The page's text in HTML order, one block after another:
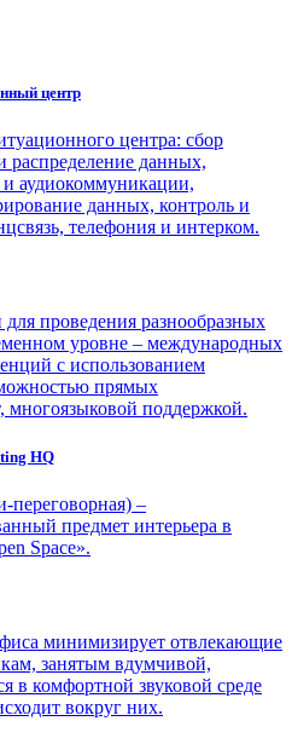
центр
центра: сбор
распределение данных,
аудиокоммуникации,
данных, контроль и
телефония и интерком.
проведения разнообразных
уровне – международных
с использованием
прямых
многоязыковой поддержкой.
HQ
–
предмет интерьера в
Space».
минимизирует отвлекающие
занятым вдумчивой,
в комфортной звуковой среде
вокруг них.